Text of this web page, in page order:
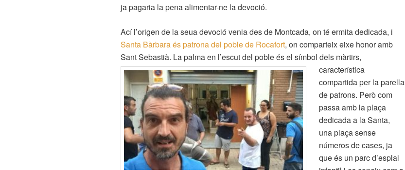
ja pagaria la pena alimentar-ne la devoció.
Ací l’origen de la seua devoció venia des de Montcada, on té ermita dedicada, i
Santa Bàrbara és patrona del poble de Rocafort, on comparteix eixe honor amb
Sant Sebastià. La palma en l’escut del poble és el símbol dels màrtirs,
característica
compartida per la parella
de patrons. Però com
passa amb la plaça
dedicada a la Santa,
una plaça sense
números de cases, ja
que és un parc d’esplai